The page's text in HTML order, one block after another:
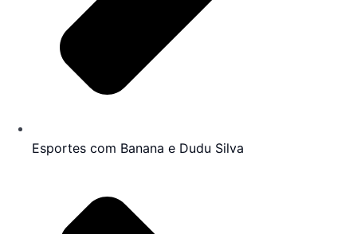
Esportes com Banana e Dudu Silva